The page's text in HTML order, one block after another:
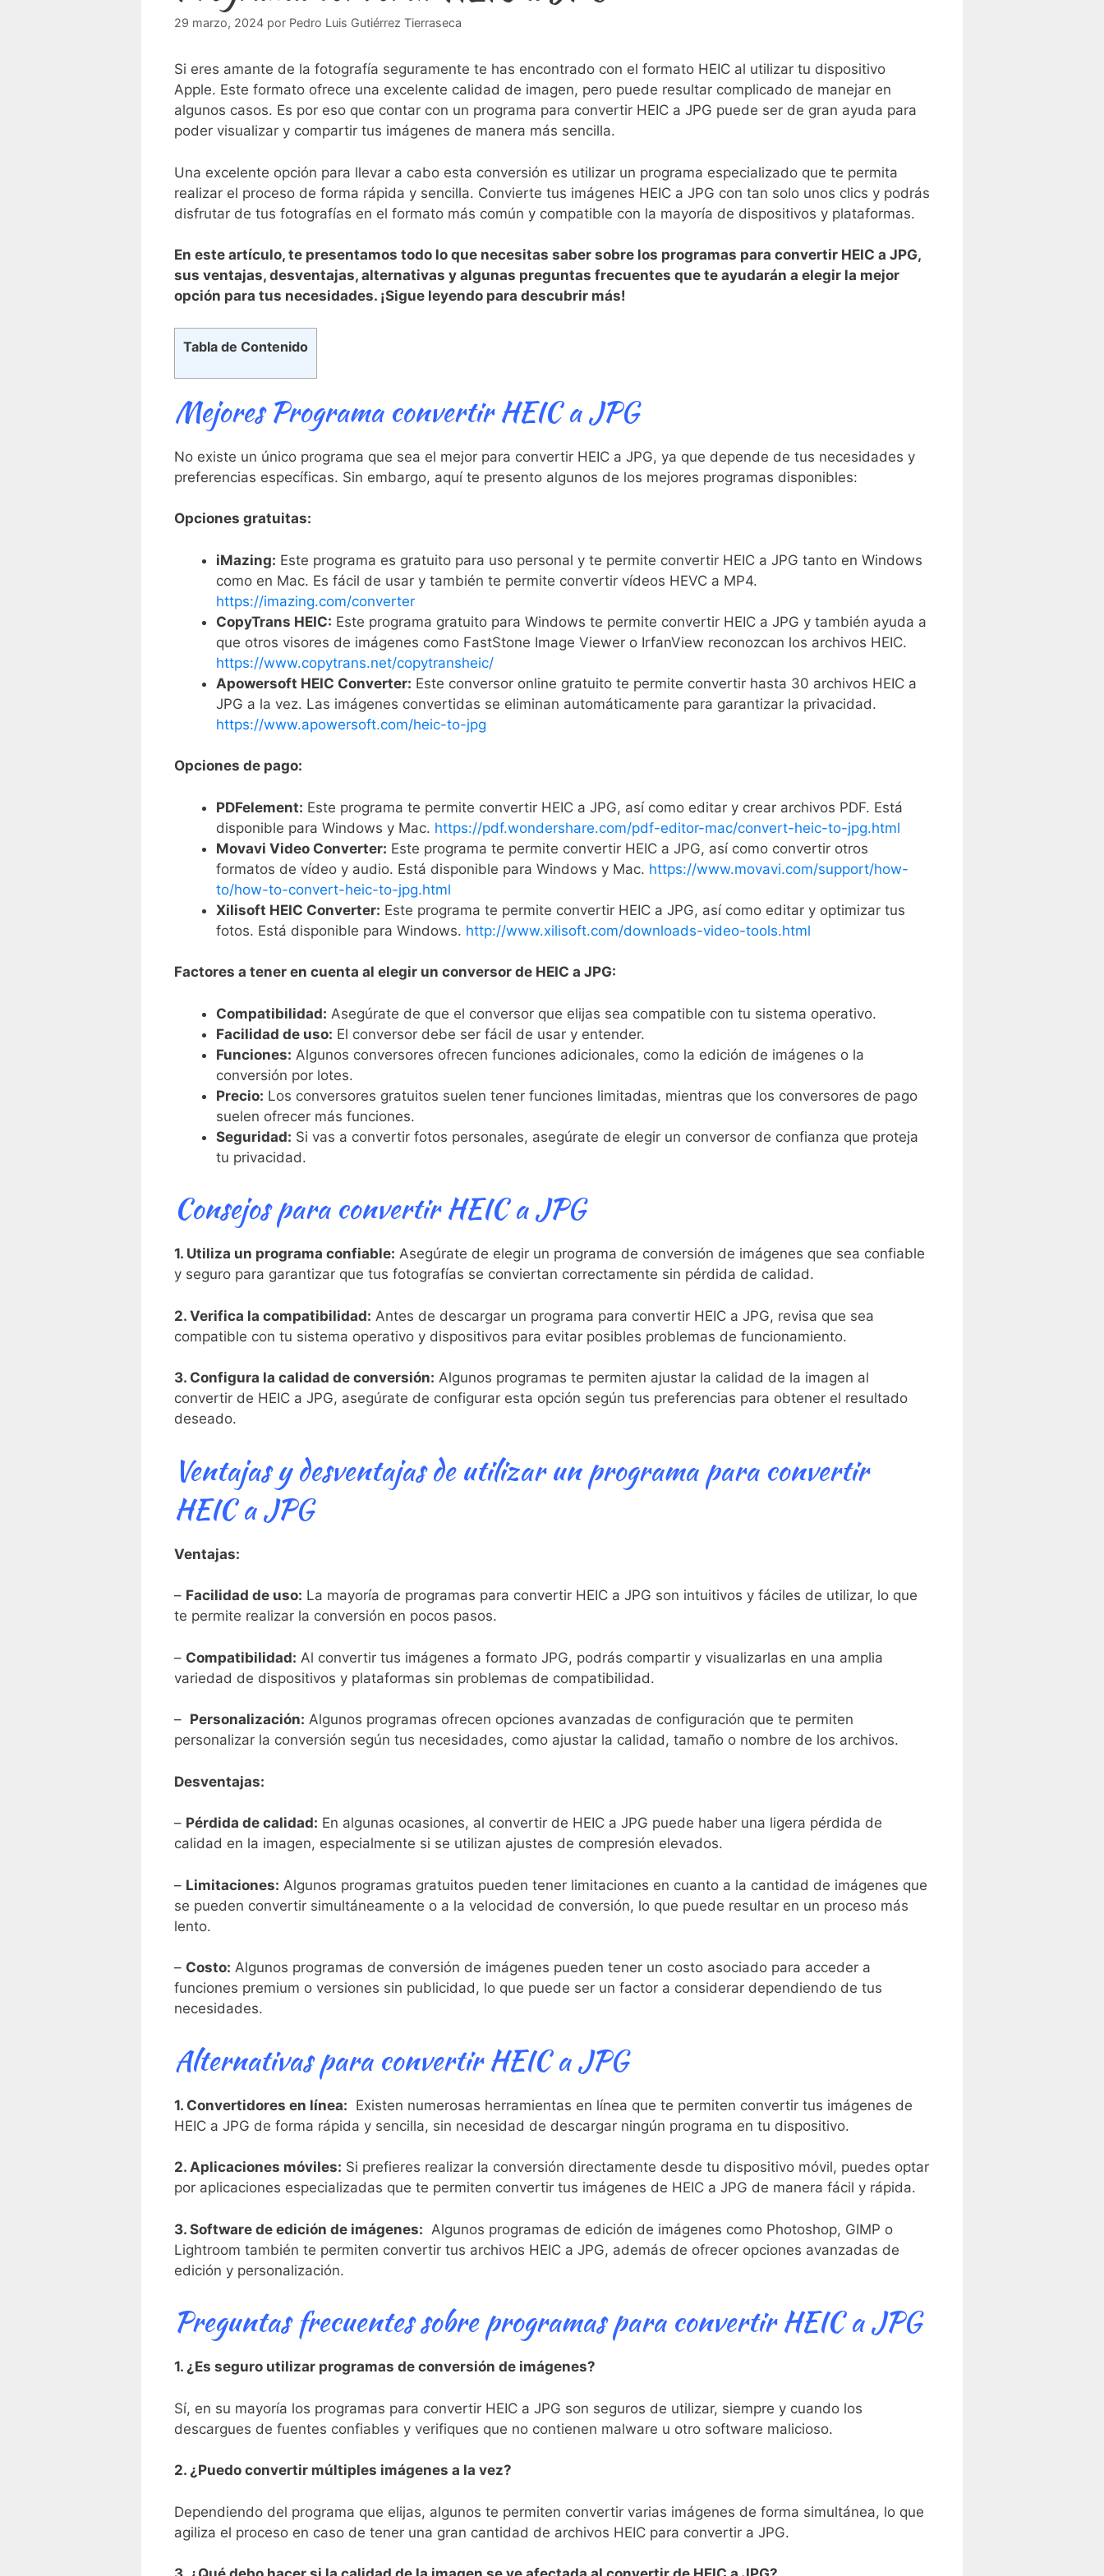
29 marzo, 2024 por Pedro Luis Gutiérrez Tierraseca
Si eres amante de ⁣la fotografía ​seguramente te has encontrado ‍con el formato HEIC al⁢ utilizar tu dispositivo​
Apple. Este formato⁢ ofrece una excelente calidad de imagen, ⁢pero‌ puede resultar complicado⁤ de ​manejar en
algunos casos. Es por eso que contar con un programa para convertir HEIC a JPG puede ser de gran ayuda para
poder visualizar y compartir⁣ tus imágenes ⁣de manera más sencilla.
Una excelente opción para llevar⁣ a cabo esta conversión⁢ es utilizar un programa especializado que te permita⁣
realizar el proceso de forma rápida y sencilla. Convierte tus imágenes HEIC a JPG con tan solo unos clics y podrás
disfrutar de tus⁣ fotografías en‍ el ‍formato más común y compatible con la ⁣mayoría de dispositivos y plataformas.
En este artículo, te presentamos todo lo que⁤ necesitas saber sobre los programas‌ para convertir HEIC a JPG,
sus ventajas, desventajas, alternativas y algunas preguntas frecuentes que te ayudarán ​a elegir la mejor
⁢opción para tus necesidades. ¡Sigue leyendo para descubrir más!
Tabla de Contenido
Mejores Programa convertir HEIC a JPG
No existe un único programa que sea el mejor para convertir HEIC a JPG, ya que depende de tus necesidades y
preferencias específicas. Sin embargo, aquí te presento algunos de los mejores programas disponibles:
Opciones gratuitas:
iMazing: Este programa es gratuito para uso personal y te permite convertir HEIC a JPG tanto en Windows
como en Mac. Es fácil de usar y también te permite convertir vídeos HEVC a MP4.
https://imazing.com/converter
CopyTrans HEIC: Este programa gratuito para Windows te permite convertir HEIC a JPG y también ayuda a
que otros visores de imágenes como FastStone Image Viewer o IrfanView reconozcan los archivos HEIC.
https://www.copytrans.net/copytransheic/
Apowersoft HEIC Converter: Este conversor online gratuito te permite convertir hasta 30 archivos HEIC a
JPG a la vez. Las imágenes convertidas se eliminan automáticamente para garantizar la privacidad.
https://www.apowersoft.com/heic-to-jpg
Opciones de pago:
PDFelement: Este programa te permite convertir HEIC a JPG, así como editar y crear archivos PDF. Está
disponible para Windows y Mac. https://pdf.wondershare.com/pdf-editor-mac/convert-heic-to-jpg.html
Movavi Video Converter: Este programa te permite convertir HEIC a JPG, así como convertir otros
formatos de vídeo y audio. Está disponible para Windows y Mac. https://www.movavi.com/support/how-
to/how-to-convert-heic-to-jpg.html
Xilisoft HEIC Converter: Este programa te permite convertir HEIC a JPG, así como editar y optimizar tus
fotos. Está disponible para Windows. http://www.xilisoft.com/downloads-video-tools.html
Factores a tener en cuenta al elegir un conversor de HEIC a JPG:
Compatibilidad: Asegúrate de que el conversor que elijas sea compatible con tu sistema operativo.
Facilidad de uso: El conversor debe ser fácil de usar y entender.
Funciones: Algunos conversores ofrecen funciones adicionales, como la edición de imágenes o la
conversión por lotes.
Precio: Los conversores gratuitos suelen tener funciones limitadas, mientras que los conversores de pago
suelen ofrecer más funciones.
Seguridad: Si vas a convertir fotos personales, asegúrate de elegir un conversor de confianza que proteja
tu privacidad.
Consejos para convertir HEIC a⁤ JPG
1. ⁤Utiliza un programa confiable: Asegúrate de elegir un programa de ⁣conversión de imágenes ​que sea confiable
y seguro para⁢ garantizar que tus fotografías⁤ se conviertan correctamente sin pérdida de calidad.
2. ‍Verifica la compatibilidad: Antes de⁣ descargar un programa para convertir HEIC ‍a JPG,‌ revisa​ que ⁤sea
‍compatible con tu sistema operativo y dispositivos para evitar posibles problemas de funcionamiento.
3. Configura la calidad de⁢ conversión: Algunos programas te permiten ajustar ‍la ‍calidad de la⁤ imagen⁤ al
convertir de HEIC a JPG, asegúrate de configurar esta opción según tus⁣ preferencias para ⁣obtener ⁤el resultado
deseado.
Ventajas y desventajas ​de ‍utilizar un ⁣programa para‌ convertir
HEIC a JPG
Ventajas:
– Facilidad de ⁣uso: La⁢ mayoría de‌ programas para convertir HEIC a JPG son intuitivos y fáciles de utilizar, lo que
te permite⁤ realizar la ‌conversión en pocos pasos.
– Compatibilidad: Al convertir tus imágenes a formato JPG, podrás compartir y visualizarlas⁢ en una amplia
variedad de ​dispositivos y plataformas⁤ sin problemas de compatibilidad.
– ⁤ Personalización: Algunos programas ofrecen opciones avanzadas de ‌configuración que te permiten
personalizar la conversión según tus necesidades, como ajustar la calidad, tamaño o nombre de los archivos.
Desventajas:
– Pérdida de calidad: En algunas ocasiones, al convertir​ de HEIC a JPG⁣ puede haber una ⁣ligera ‍pérdida de
calidad en la imagen, especialmente si se utilizan ajustes de compresión elevados.
– Limitaciones: Algunos programas gratuitos pueden tener limitaciones en cuanto a la⁢ cantidad de imágenes que​
se pueden convertir simultáneamente o a la ‌velocidad de conversión, lo que puede resultar en un proceso más
‌lento.
– Costo: Algunos programas de conversión de imágenes pueden tener un ⁣costo asociado para acceder a
funciones premium⁤ o versiones sin publicidad, lo que ⁤puede ser un factor a considerar dependiendo ⁣de tus‍
necesidades.
Alternativas⁣ para convertir ⁣HEIC a ⁤JPG
1. Convertidores en línea: ⁤ Existen numerosas herramientas en línea que te permiten convertir tus‌ imágenes de
HEIC ​a JPG de forma rápida y sencilla, sin‌ necesidad​ de descargar ningún ⁢programa en tu dispositivo.
2. Aplicaciones móviles: Si prefieres realizar la conversión ⁤directamente desde tu dispositivo móvil, puedes optar
por aplicaciones especializadas que​ te permiten convertir tus imágenes de HEIC a JPG de manera fácil y rápida.
3. Software de edición ⁤de ⁢imágenes: ‌ Algunos programas de edición de imágenes como Photoshop, GIMP o⁢
Lightroom también te⁣ permiten convertir ​tus archivos HEIC a JPG, además de ⁢ofrecer opciones avanzadas de
edición y personalización.
Preguntas frecuentes⁤ sobre programas⁢ para convertir HEIC a JPG
1. ¿Es seguro utilizar programas de conversión de imágenes?
Sí, en su mayoría los programas para convertir HEIC a JPG son seguros de utilizar, ‍siempre y cuando los
descargues de fuentes confiables y verifiques que ‍no contienen malware u otro ⁤software malicioso.
2.​ ¿Puedo convertir múltiples imágenes a la vez?
Dependiendo del programa​ que elijas, algunos te permiten convertir varias imágenes de forma⁤ simultánea, lo que
agiliza el proceso en caso de tener una gran cantidad⁢ de archivos HEIC para⁢ convertir a JPG.